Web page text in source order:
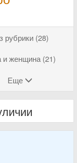
рубрики (28)
женщина (21)
Еще